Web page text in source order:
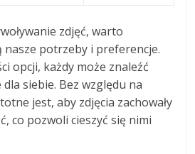
zdjęć, warto
nasze potrzeby i preferencje.
opcji, każdy może znaleźć
siebie. Bez względu na
jest, aby zdjęcia zachowały
co pozwoli cieszyć się nimi